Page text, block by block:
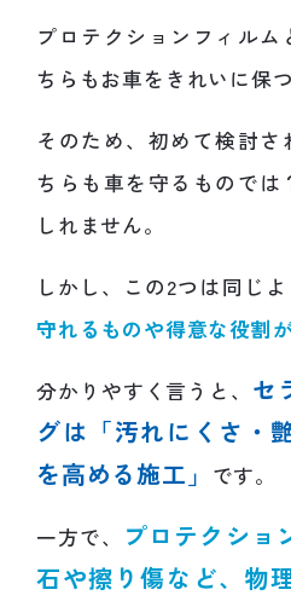
プロテクションフィル
ちらもお車をきれいに保
そのため、初めて検討
ちらも車を守るものでは
しれません。
しかし、この2つは同じよ
守れるものや得意な役割
分かりやすく言うと、 セ
グは「汚れにくさ・
を高める施工」 です。
一方で、
プロテクショ
石や擦り傷など、物